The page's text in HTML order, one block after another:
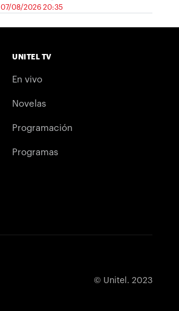
07/08/2026 20:35
UNITEL TV
En vivo
Novelas
Programación
Programas
© Unitel. 2023